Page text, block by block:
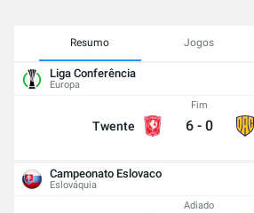
Resumo Jogos
Liga Conferência
Europa
Twente
Fim
6 - 0
Campeonato Eslovaco
Eslováquia
Adiado